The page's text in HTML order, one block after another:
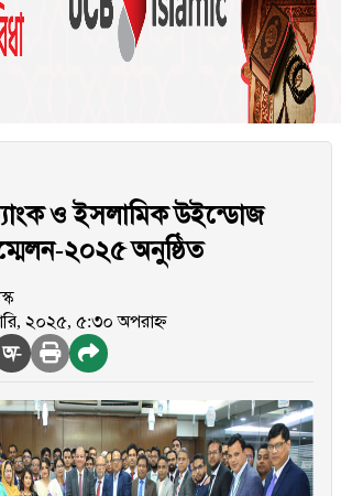
ব্যাংক ও ইসলামিক উইন্ডোজ
২০২৫ অনুষ্ঠিত
২০২৫, ৫:৩০ অপরাহ্ন
অ-